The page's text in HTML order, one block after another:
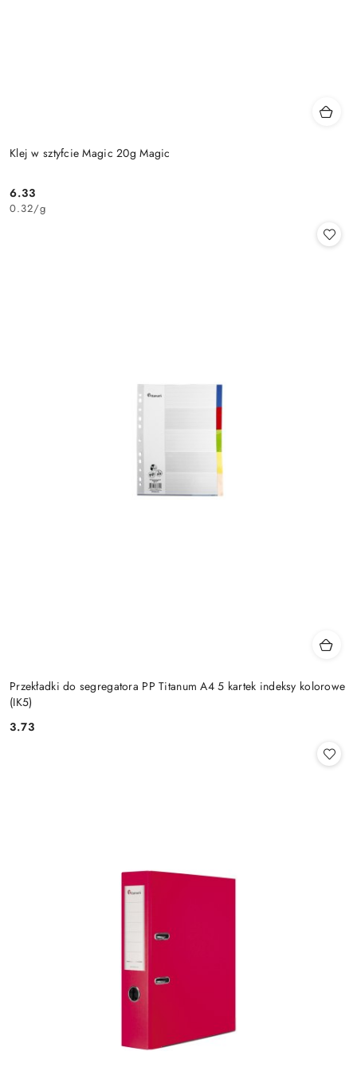
Klej w sztyfcie Magic 20g Magic
Cena:
6.33
0.32/g
Przekładki do segregatora PP Titanum A4 5 kartek indeksy kolorowe
(IK5)
Cena:
3.73